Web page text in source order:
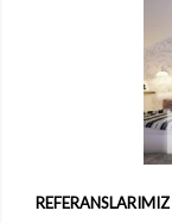
REFERANSLARIMIZ